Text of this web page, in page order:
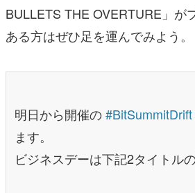
BULLETS THE OVERTURE」が
ある方はぜひ足を運んでみよう。
明日から開催の#BitSummitDrift
ます。
ビジネスデーは下記2タイトル